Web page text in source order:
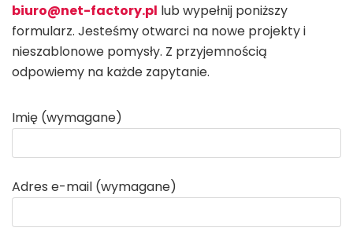
biuro@net-factory.pl lub wypełnij poniższy
formularz. Jesteśmy otwarci na nowe projekty i
nieszablonowe pomysły. Z przyjemnością
odpowiemy na każde zapytanie.
Imię (wymagane)
Adres e-mail (wymagane)